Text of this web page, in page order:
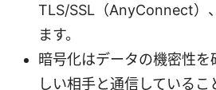
TLS/SSL（AnyConnect）
ます。
暗号化はデータの機密性を
しい相手と通信しているこ